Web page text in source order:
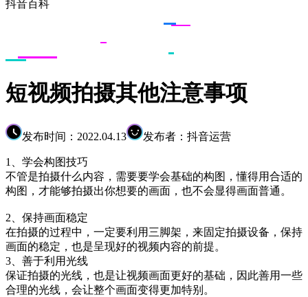
抖音百科
短视频拍摄其他注意事项
发布时间：2022.04.13 发布者：抖音运营
1、学会构图技巧
不管是拍摄什么内容，需要要学会基础的构图，懂得用合适的
构图，才能够拍摄出你想要的画面，也不会显得画面普通。
2、保持画面稳定
在拍摄的过程中，一定要利用三脚架，来固定拍摄设备，保持
画面的稳定，也是呈现好的视频内容的前提。
3、善于利用光线
保证拍摄的光线，也是让视频画面更好的基础，因此善用一些
合理的光线，会让整个画面变得更加特别。